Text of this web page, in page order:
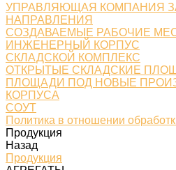
УПРАВЛЯЮЩАЯ КОМПАНИЯ
НАПРАВЛЕНИЯ
СОЗДАВАЕМЫЕ РАБОЧИЕ
ИНЖЕНЕРНЫЙ КОРПУС
СКЛАДСКОЙ КОМПЛЕКС
ОТКРЫТЫЕ СКЛАДСКИЕ
ПЛОЩАДИ ПОД НОВЫЕ
КОРПУСА
СОУТ
Политика в отношении
Продукция
Назад
Продукция